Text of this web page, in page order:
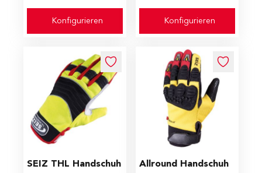
Konfigurieren Konfigurieren
SEIZ THL Handschuh
The price depends on the options chosen on the
Allround Handschuh
The price depends on the